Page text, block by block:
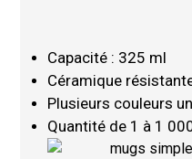
Capacité : 325 ml
Céramique
Plusieurs couleurs
Quantité de 1 à 1